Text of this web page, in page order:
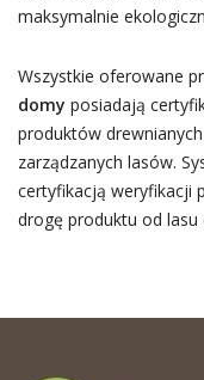
maksymalnie
Wszystkie oferowane
domy posiadają
produktów
zarządzanych lasów.
certyfikacją weryfikacji
drogę produktu od